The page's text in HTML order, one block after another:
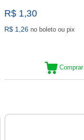
R$ 1,30
R$ 1,26 no boleto ou pix
Comprar